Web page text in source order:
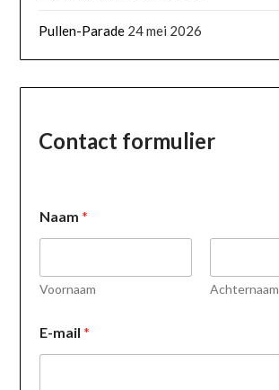
Pullen-Parade 24 mei 2026
Contact formulier
-
m
i
l
E
-
Naam*
Voornaam Achternaam
E-mail*